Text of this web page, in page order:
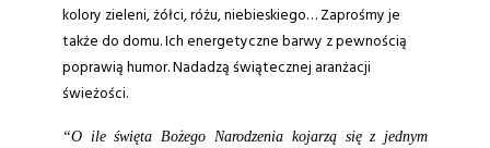
kolory zieleni, żółci, różu, niebieskiego… Zaprośmy je
także do domu. Ich energetyczne barwy z pewnością
poprawią humor. Nadadzą świątecznej aranżacji
świeżości.
“O ile święta Bożego Narodzenia kojarzą się z jednym